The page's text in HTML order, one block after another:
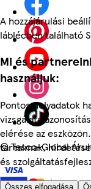
A hozzájárulási
láblécben található
Mi és
használjuk:
Pontos helyadatok
vizsgálata
elérése az
tartalmak,
és
Összes elfogadása
©Tesco-Global